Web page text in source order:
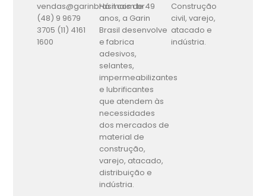
vendas@garinbrasil.com.br
(48) 9 9679
3705 (11) 4161
1600
Há mais de 49
anos, a Garin
Brasil desenvolve
e fabrica
adesivos,
selantes,
impermeabilizantes
e lubrificantes
que atendem às
necessidades
dos mercados de
material de
construção,
varejo, atacado,
distribuição e
indústria.
Construção
civil, varejo,
atacado e
indústria.